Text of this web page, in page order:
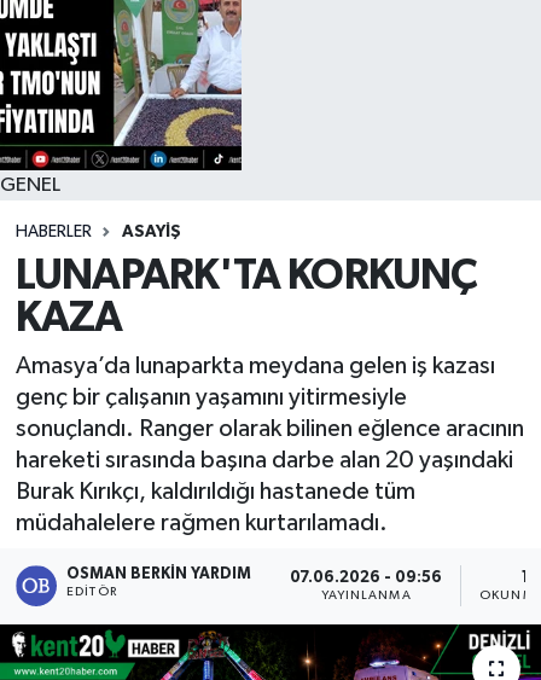
GENEL
HABERLER ASAYİŞ
LUNAPARK'TA KORKUNÇ
KAZA
Amasya’da lunaparkta meydana gelen iş kazası
genç bir çalışanın yaşamını yitirmesiyle
sonuçlandı. Ranger olarak bilinen eğlence aracının
hareketi sırasında başına darbe alan 20 yaşındaki
Burak Kırıkçı, kaldırıldığı hastanede tüm
müdahalelere rağmen kurtarılamadı.
OSMAN BERKIN YARDIM
EDITÖR
07.06.2026 - 09:56
YAYINLANMA
1
RESMİ İLAN